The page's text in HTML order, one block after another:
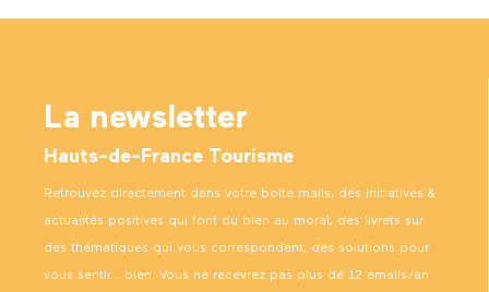
La newsletter
Hauts-de-France Tourisme
Retrouvez directement dans votre boîte mails, des initiatives &
actualités positives qui font du bien au moral, des livrets sur
des thématiques qui vous correspondent, des solutions pour
vous sentir… bien. Vous ne recevrez pas plus de 12 emails/an